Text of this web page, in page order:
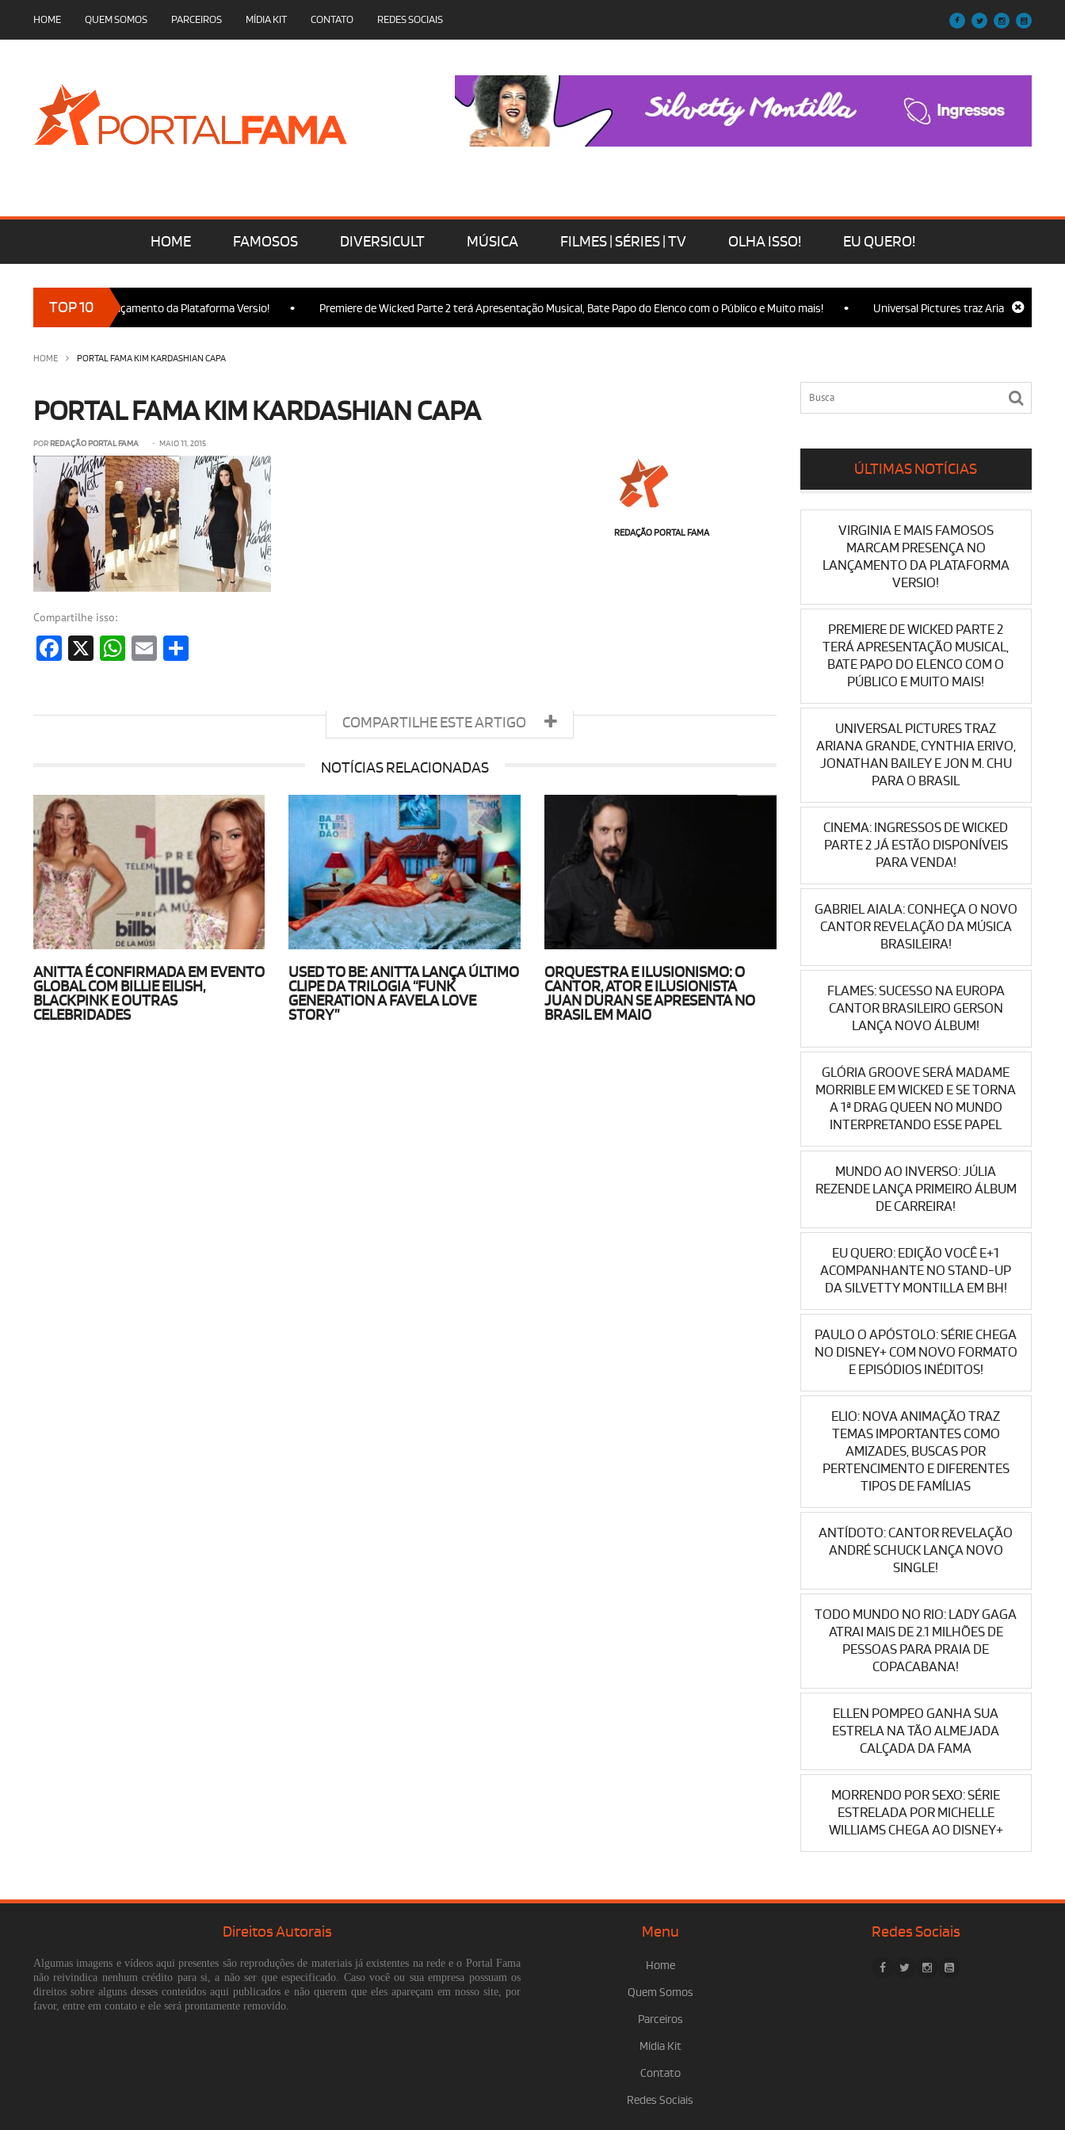
HOME QUEM SOMOS PARCEIROS MÍDIA KIT CONTATO REDES SOCIAIS
HOME FAMOSOS DIVERSICULT MÚSICA FILMES | SÉRIES | TV OLHA ISSO! EU QUERO!
TOP 10
presença no Lançamento da Plataforma Versio! • Premiere de Wicked Parte 2 terá Apresentação Musical, Bate Papo do Elenco com o Público e Muito mais! • Universal Pictures traz Ariana Grande,
HOME PORTAL FAMA KIM KARDASHIAN CAPA
PORTAL FAMA KIM KARDASHIAN CAPA
POR REDAÇÃO PORTAL FAMA • MAIO 11, 2015
REDAÇÃO PORTAL FAMA
Compartilhe isso:
Facebook
X WhatsApp
Email
COMPARTILHE ESTE ARTIGO
NOTÍCIAS RELACIONADAS
ANITTA É CONFIRMADA EM EVENTO
GLOBAL COM BILLIE EILISH,
BLACKPINK E OUTRAS
CELEBRIDADES
USED TO BE: ANITTA LANÇA ÚLTIMO
CLIPE DA TRILOGIA “FUNK
GENERATION A FAVELA LOVE
STORY”
ORQUESTRA E ILUSIONISMO: O
CANTOR, ATOR E ILUSIONISTA
JUAN DURAN SE APRESENTA NO
BRASIL EM MAIO
ÚLTIMAS NOTÍCIAS
VIRGINIA E MAIS FAMOSOS
MARCAM PRESENÇA NO
LANÇAMENTO DA PLATAFORMA
VERSIO!
PREMIERE DE WICKED PARTE 2
TERÁ APRESENTAÇÃO MUSICAL,
BATE PAPO DO ELENCO COM O
PÚBLICO E MUITO MAIS!
UNIVERSAL PICTURES TRAZ
ARIANA GRANDE, CYNTHIA ERIVO,
JONATHAN BAILEY E JON M. CHU
PARA O BRASIL
CINEMA: INGRESSOS DE WICKED
PARTE 2 JÁ ESTÃO DISPONÍVEIS
PARA VENDA!
GABRIEL AIALA: CONHEÇA O NOVO
CANTOR REVELAÇÃO DA MÚSICA
BRASILEIRA!
FLAMES: SUCESSO NA EUROPA
CANTOR BRASILEIRO GERSON
LANÇA NOVO ÁLBUM!
GLÓRIA GROOVE SERÁ MADAME
MORRIBLE EM WICKED E SE TORNA
A 1ª DRAG QUEEN NO MUNDO
INTERPRETANDO ESSE PAPEL
MUNDO AO INVERSO: JÚLIA
REZENDE LANÇA PRIMEIRO ÁLBUM
DE CARREIRA!
EU QUERO: EDIÇÃO VOCÊ E+1
ACOMPANHANTE NO STAND-UP
DA SILVETTY MONTILLA EM BH!
PAULO O APÓSTOLO: SÉRIE CHEGA
NO DISNEY+ COM NOVO FORMATO
E EPISÓDIOS INÉDITOS!
ELIO: NOVA ANIMAÇÃO TRAZ
TEMAS IMPORTANTES COMO
AMIZADES, BUSCAS POR
PERTENCIMENTO E DIFERENTES
TIPOS DE FAMÍLIAS
ANTÍDOTO: CANTOR REVELAÇÃO
ANDRÉ SCHUCK LANÇA NOVO
SINGLE!
TODO MUNDO NO RIO: LADY GAGA
ATRAI MAIS DE 2.1 MILHÕES DE
PESSOAS PARA PRAIA DE
COPACABANA!
ELLEN POMPEO GANHA SUA
ESTRELA NA TÃO ALMEJADA
CALÇADA DA FAMA
MORRENDO POR SEXO: SÉRIE
ESTRELADA POR MICHELLE
WILLIAMS CHEGA AO DISNEY+
Direitos Autorais
Algumas imagens e vídeos aqui presentes são reproduções de materiais já existentes na rede e o Portal Fama
não reivindica nenhum crédito para si, a não ser que especificado. Caso você ou sua empresa possuam os
direitos sobre alguns desses conteúdos aqui publicados e não querem que eles apareçam em nosso site, por
favor, entre em contato e ele será prontamente removido.
Menu
Home
Quem Somos
Parceiros
Mídia Kit
Contato
Redes Sociais
Redes Sociais